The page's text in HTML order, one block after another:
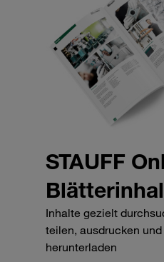
STAUFF
Inhalte gezielt
teilen, ausdrucken
herunterladen